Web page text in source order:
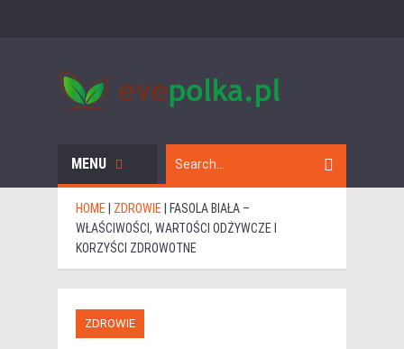
MENU
HOME | ZDROWIE | FASOLA BIAŁA –
WŁAŚCIWOŚCI, WARTOŚCI ODŻYWCZE I
KORZYŚCI ZDROWOTNE
ZDROWIE